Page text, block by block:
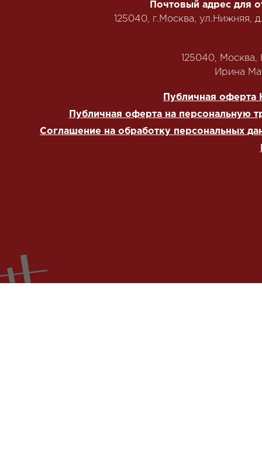
Почтовый адрес для
125040, г.Москва, ул.Нижняя,
125040,
‭Ирина
Публичная оферта
Публичная оферта на персональную
Соглашение на обработку персональных